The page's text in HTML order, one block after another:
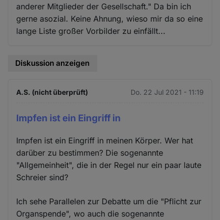
anderer Mitglieder der Gesellschaft." Da bin ich
gerne asozial. Keine Ahnung, wieso mir da so eine
lange Liste großer Vorbilder zu einfällt...
Diskussion anzeigen
A.S. (nicht überprüft) Do. 22 Jul 2021 - 11:19
Impfen ist ein Eingriff in
Impfen ist ein Eingriff in meinen Körper. Wer hat
darüber zu bestimmen? Die sogenannte
"Allgemeinheit", die in der Regel nur ein paar laute
Schreier sind?
Ich sehe Parallelen zur Debatte um die "Pflicht zur
Organspende", wo auch die sogenannte